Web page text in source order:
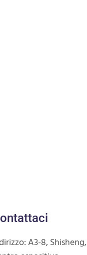
A3-8, Shisheng,